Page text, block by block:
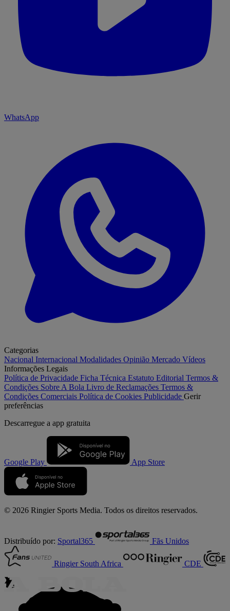
WhatsApp
Categorias
Nacional Internacional Modalidades Opinião Mercado Vídeos
Informações Legais
Política de Privacidade Ficha Técnica Estatuto Editorial Termos &
Condições Sobre A Bola Livro de Reclamações Termos &
Condições Comerciais Política de Cookies Publicidade Gerir
preferências
Descarregue a app gratuita
Google Play App Store
© 2026 Ringier Sports Media. Todos os direitos reservados.
Distribuído por: Sportal365 Fãs Unidos
Ringier South Africa CDE